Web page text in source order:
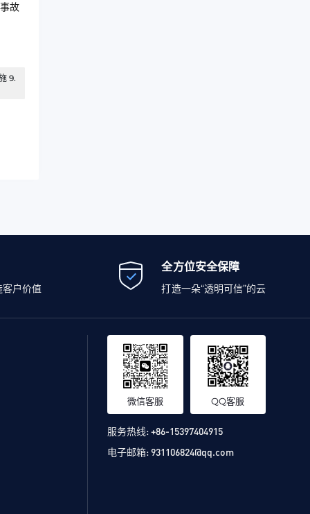
故
9.
户价值
全方位安全保障
打造一朵“透明可信”的云
微信客服 QQ客服
服务热线:+86-15397404915
电子邮箱:931106824@qq.com